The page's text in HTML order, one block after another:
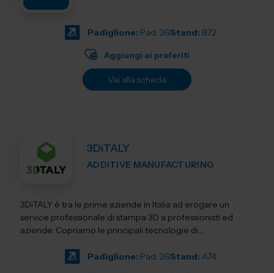
Padiglione: Pad. 36Stand: B72
Aggiungi ai preferiti
Vai alla scheda
3DiTALY
ADDITIVE MANUFACTURING
3DiTALY è tra le prime aziende in Italia ad erogare un
service professionale di stampa 3D a professionisti ed
aziende. Copriamo le principali tecnologie di
Padiglione: Pad. 36Stand: A74